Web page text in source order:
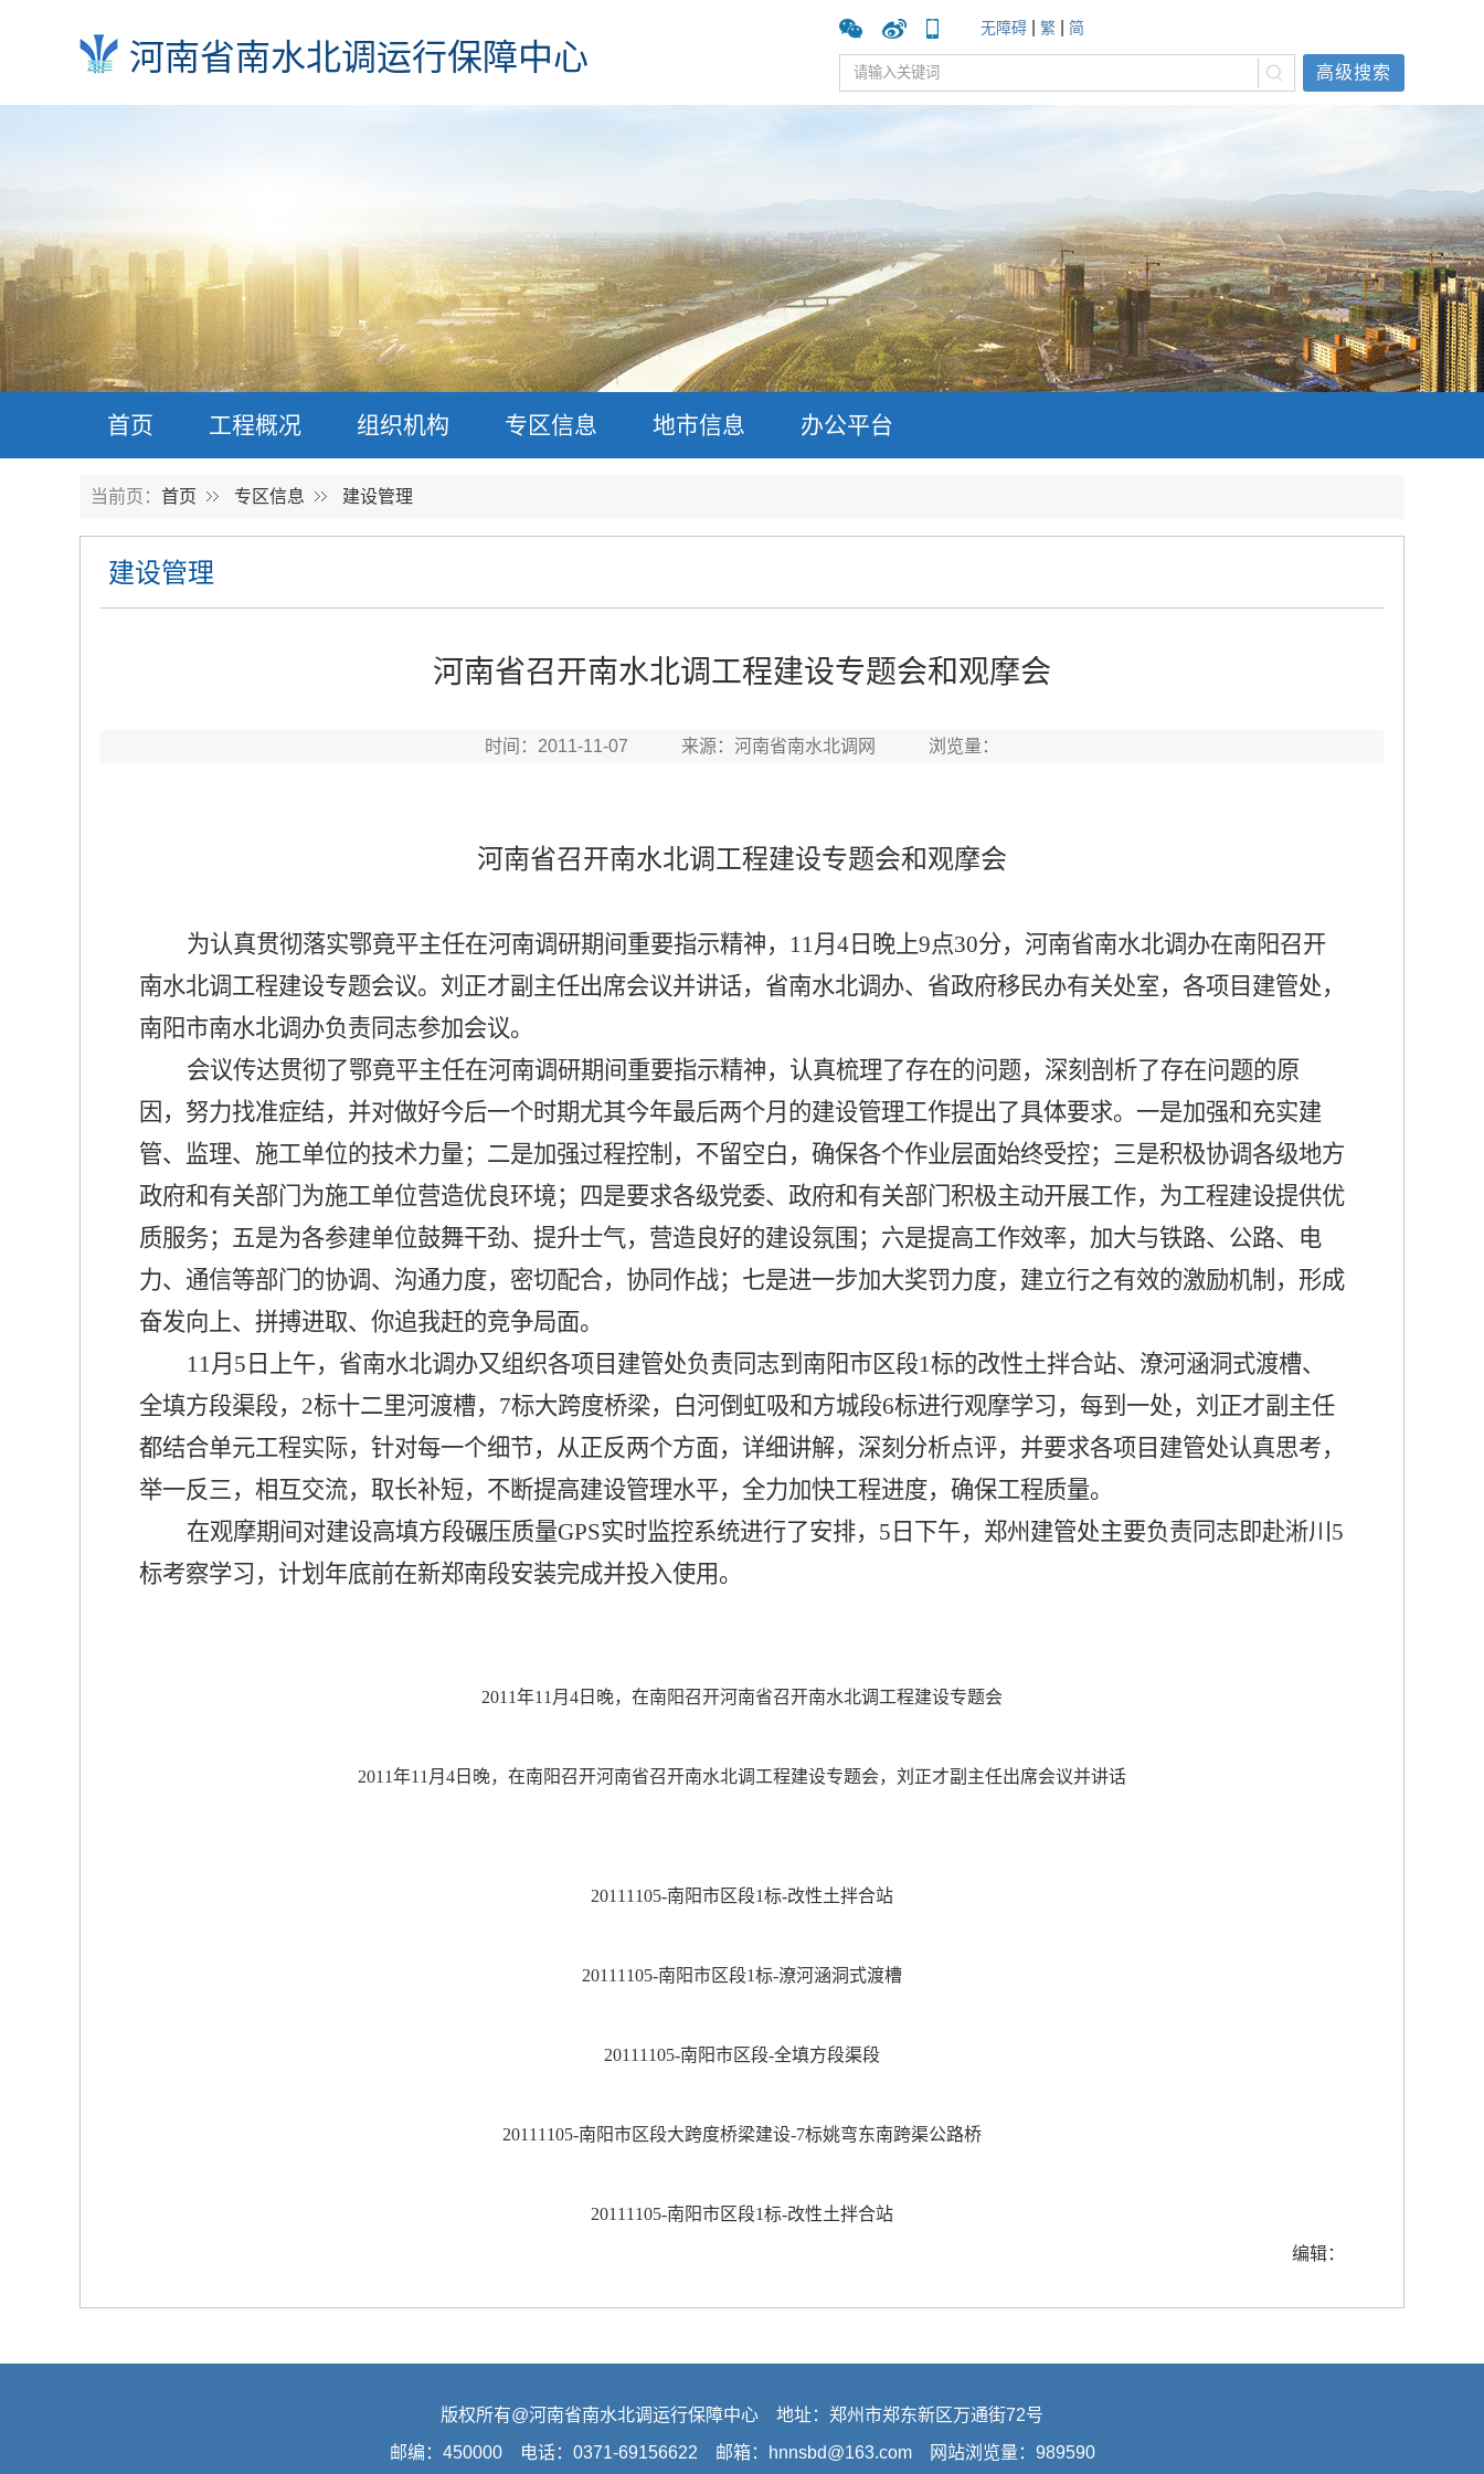
河南省南水北调运行保障中心
无障碍 繁 简
高级搜索
首页 工程概况 组织机构 专区信息 地市信息 办公平台
当前页： 首页 专区信息 建设管理
建设管理
河南省召开南水北调工程建设专题会和观摩会
时间：2011-11-07 来源：河南省南水北调网 浏览量：
河南省召开南水北调工程建设专题会和观摩会
为认真贯彻落实鄂竟平主任在河南调研期间重要指示精神， 11月 4日晚上9点30分，河南省南水北调办在南阳召开
南水北调工程建设专题会议。刘正才副主任出席会议并讲话，省南水北调办、省政府移民办有关处室，各项目建管处，
南阳市南水北调办负责同志参加会议。
会议传达贯彻了鄂竟平主任在河南调研期间重要指示精神，认真梳理了存在的问题，深刻剖析了存在问题的原
因，努力找准症结，并对做好今后一个时期尤其今年最后两个月的建设管理工作提出了具体要求。一是加强和充实建
管、监理、施工单位的技术力量；二是加强过程控制，不留空白，确保各个作业层面始终受控；三是积极协调各级地方
政府和有关部门为施工单位营造优良环境；四是要求各级党委、政府和有关部门积极主动开展工作，为工程建设提供优
质服务；五是为各参建单位鼓舞干劲、提升士气，营造良好的建设氛围；六是提高工作效率，加大与铁路、公路、电
力、通信等部门的协调、沟通力度，密切配合，协同作战；七是进一步加大奖罚力度，建立行之有效的激励机制，形成
奋发向上、拼搏进取、你追我赶的竞争局面。
11月 5 日 上午，省南水北调办又组织各项目建管处负责同志到南阳市区段1标的改性土拌合站、潦河涵洞式渡槽、
全填方段渠段， 2标十二里河渡槽， 7标大跨度桥梁，白河倒虹吸和方城段6标进行观摩学习，每到一处，刘正才副主任
都结合单元工程实际，针对每一个细节，从正反两个方面，详细讲解，深刻分析点评，并要求各项目建管处认真思考，
举一反三，相互交流，取长补短，不断提高建设管理水平，全力加快工程进度，确保工程质量。
在观摩期间对建设高填方段碾压质量GPS实时监控系统进行了安排， 5 日下午，郑州建管处主要负责同志即赴淅川 5
标考察学习，计划年底前在新郑南段安装完成并投入使用。
2011年11月4日晚，在南阳召开河南省召开南水北调工程建设专题会
2011年11月4日晚，在南阳召开河南省召开南水北调工程建设专题会，刘正才副主任出席会议并讲话
20111105-南阳市区段1标-改性土拌合站
20111105-南阳市区段1标-潦河涵洞式渡槽
20111105-南阳市区段-全填方段渠段
20111105-南阳市区段大跨度桥梁建设-7标姚弯东南跨渠公路桥
20111105-南阳市区段1标-改性土拌合站
编辑：
版权所有@河南省南水北调运行保障中心 地址：郑州市郑东新区万通街72号
邮编：450000 电话：0371-69156622 邮箱：hnnsbd@163.com 网站浏览量： 989590